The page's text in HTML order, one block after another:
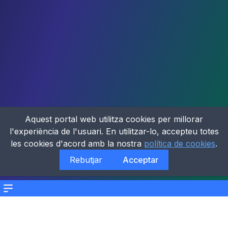
Menu
Aquest portal web utilitza cookies per millorar
l'experiència de l'usuari. En utilitzar-lo, accepteu totes
les cookies d'acord amb la nostra política de cookies.
Rebutjar
Acceptar